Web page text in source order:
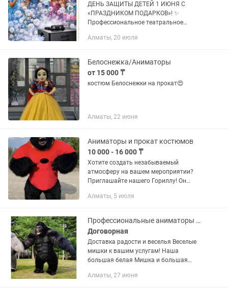
ДЕНЬ ЗАЩИТЫ ДЕТЕЙ 1 ИЮНЯ С
«ПРАЗДНИКОМ ПОДАРКОВ»! ✨
Профессиональное театральное
1 июня или любое детское событие в
оборудование и...
Алматы, 20 июля
Белоснежка/Аниматоры
от 15 000 ₸
костюм Белоснежки на прокат😍
Алматы, 22 июня
Аниматоры и прокат костюмов
10 000 - 16 000 ₸
Хотите создать незабываемый
атмосферу на вашем мероприятии?
Приглашайте нашего Гориллу! Он
чтобы каждый гость остался восторге!
Алматы, 5 июля
Профессиональные аниматоры на любые мероприятия,горилла белая мишка
Договорная
Доставка радости и веселья Веселые
мишки к вашим услугам! Наша
большая белая Мишка и большая
вами: -Выписка с роддома -Гендер-Пати
Алматы, 27 июня